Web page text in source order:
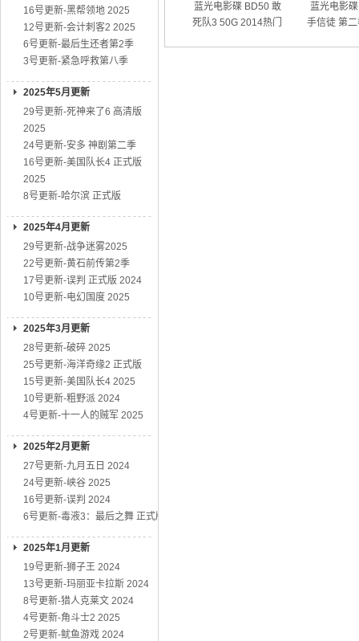
16号更新-黑帮领地 2025
12号更新-会计刺客2 2025
6号更新-最后生还者第2季
3号更新-紧急呼救第八季
2025年5月更新
29号更新-死神来了6 高清版
2025
24号更新-安多 神剧第二季
16号更新-美国队长4 正式版
2025
8号更新-哈尔滨 正式版
2025年4月更新
29号更新-战争迷雾2025
22号更新-黄石前传第2季
17号更新-误判 正式版 2024
10号更新-电幻国度 2025
2025年3月更新
28号更新-破碎 2025
25号更新-海洋奇缘2 正式版
15号更新-美国队长4 2025
10号更新-粗野派 2024
4号更新-十一人的贼军 2025
2025年2月更新
27号更新-九月五日 2024
24号更新-峡谷 2025
16号更新-误判 2024
6号更新-毒液3：最后之舞 正式版
2025年1月更新
19号更新-狮子王 2024
13号更新-玛丽亚卡拉斯 2024
8号更新-猎人克莱文 2024
4号更新-角斗士2 2025
2号更新-鱿鱼游戏 2024
蓝光电影碟 BD50 敢
死队3 50G 2014热门
蓝光电影
手信徒 第